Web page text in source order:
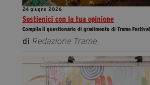
24 giugno 2026
Sostienici con la tua opinione
Compila il questionario di gradimento di Trame Festival
di Redazione Trame